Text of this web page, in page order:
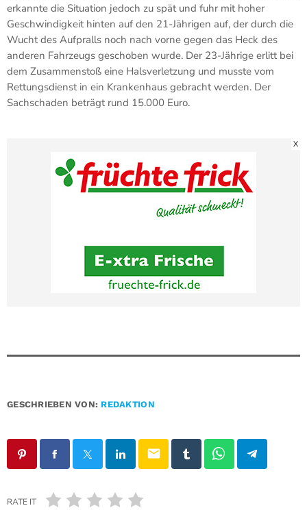
erkannte die Situation jedoch zu spät und fuhr mit hoher
Geschwindigkeit hinten auf den 21-Jährigen auf, der durch die
Wucht des Aufpralls noch nach vorne gegen das Heck des
anderen Fahrzeugs geschoben wurde. Der 23-Jährige erlitt bei
dem Zusammenstoß eine Halsverletzung und musste vom
Rettungsdienst in ein Krankenhaus gebracht werden. Der
Sachschaden beträgt rund 15.000 Euro.
X
GESCHRIEBEN VON: REDAKTION
email
RATE IT